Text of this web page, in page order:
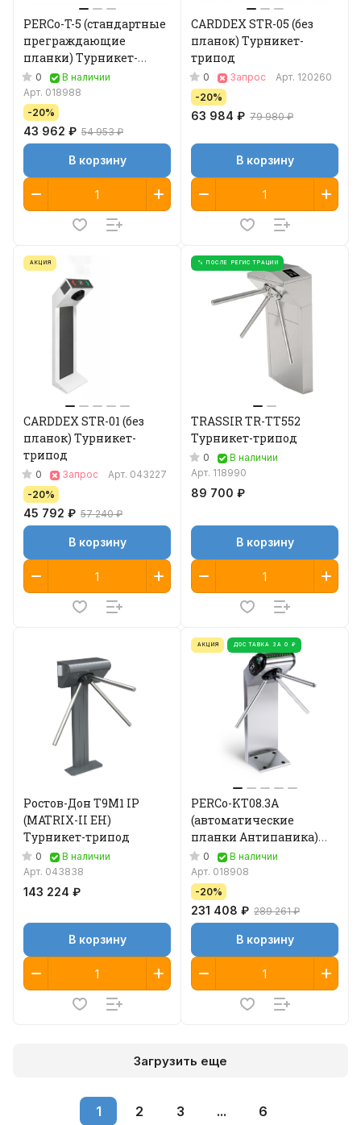
PERCo-T-5 (стандартные
преграждающие
планки) Турникет-
трипод
0
В наличии
Арт. 018988
-20%
43 962 ₽ 54 953 ₽
В корзину
CARDDEX STR-05 (без
планок) Турникет-
трипод
0 Запрос Арт. 120260
-20%
63 984 ₽ 79 980 ₽
В корзину
АКЦИЯ
CARDDEX STR-01 (без
планок) Турникет-
трипод
0 Запрос Арт. 043227
-20%
45 792 ₽ 57 240 ₽
В корзину
% ПОСЛЕ РЕГИСТРАЦИИ
TRASSIR TR-TT552
Турникет-трипод
0
В наличии
Арт. 118990
89 700 ₽
В корзину
Ростов-Дон Т9М1 IP
(MATRIX-II EH)
Турникет-трипод
0
В наличии
Арт. 043838
143 224 ₽
В корзину
АКЦИЯ ДОСТАВКА ЗА 0 ₽
PERCo-KT08.3A
(автоматические
планки Антипаника)
Электронная проходная
0
В наличии
Арт. 018908
-20%
231 408 ₽ 289 261 ₽
В корзину
Загрузить еще
1 2 3 ... 6